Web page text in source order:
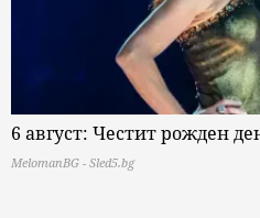
6 август: Честит рожден
MelomanBG - Sled5.bg